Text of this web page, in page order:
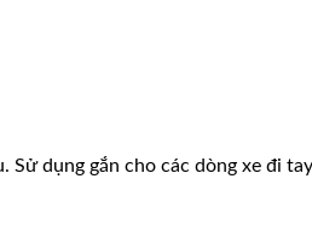
Sử dụng gắn cho các dòng xe đi